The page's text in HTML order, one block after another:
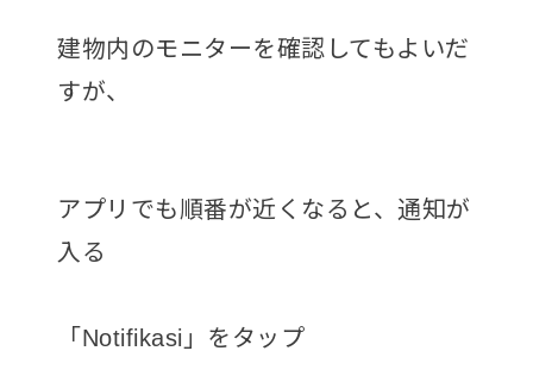
建物内のモニターを確認してもよいだ
すが、
アプリでも順番が近くなると、通知が
入る
「Notifikasi」をタップ